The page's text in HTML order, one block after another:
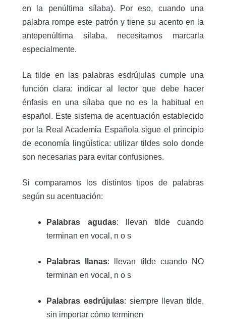
en la penúltima sílaba). Por eso, cuando una
palabra rompe este patrón y tiene su acento en la
antepenúltima sílaba, necesitamos marcarla
especialmente.
La tilde en las palabras esdrújulas cumple una
función clara: indicar al lector que debe hacer
énfasis en una sílaba que no es la habitual en
español. Este sistema de acentuación establecido
por la Real Academia Española sigue el principio
de economía lingüística: utilizar tildes solo donde
son necesarias para evitar confusiones.
Si comparamos los distintos tipos de palabras
según su acentuación:
Palabras agudas: llevan tilde cuando
terminan en vocal, n o s
Palabras llanas: llevan tilde cuando NO
terminan en vocal, n o s
Palabras esdrújulas: siempre llevan tilde,
sin importar cómo terminen